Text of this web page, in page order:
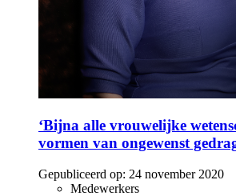
‘Bijna alle vrouwelijke
vormen van ongewenst
Gepubliceerd op: 24 november 2020
Medewerkers